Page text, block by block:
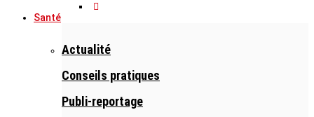
Santé
Actualité
Conseils pratiques
Publi-reportage